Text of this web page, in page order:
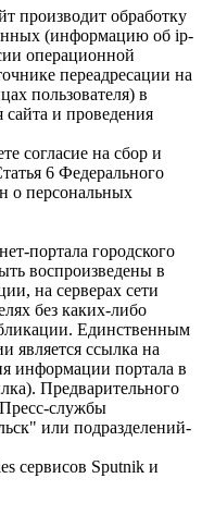
производит обработку
(информацию об ip-
операционной
переадресации на
пользователя) в
и проведения
согласие на сбор и
6 Федерального
о персональных
портала городского
воспроизведены в
на серверах сети
без каких-либо
Единственным
является ссылка на
информации портала в
Предварительного
Пресс-службы
или подразделений-
сервисов Sputnik и